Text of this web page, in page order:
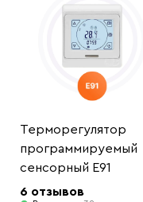
Терморегулятор
программируемый
сенсорный E91
6 отзывов